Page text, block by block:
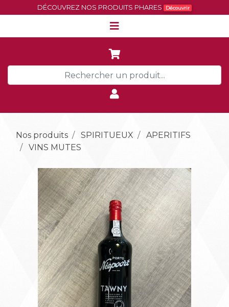
DÉCOUVREZ NOS PRODUITS PHARES Découvrir
Nos produits SPIRITUEUX
APERITIFS
VINS MUTES
Précédent